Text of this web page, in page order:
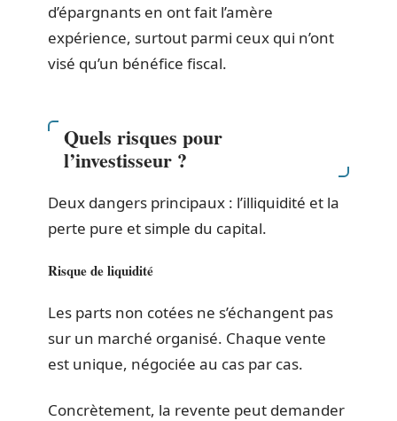
d’épargnants en ont fait l’amère
expérience, surtout parmi ceux qui n’ont
visé qu’un bénéfice fiscal.
Quels risques pour
l’investisseur ?
Deux dangers principaux : l’illiquidité et la
perte pure et simple du capital.
Risque de liquidité
Les parts non cotées ne s’échangent pas
sur un marché organisé. Chaque vente
est unique, négociée au cas par cas.
Concrètement, la revente peut demander